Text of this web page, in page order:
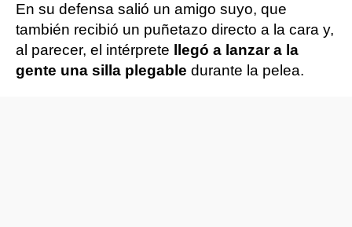
En su defensa salió un amigo suyo, que
también recibió un puñetazo directo a la cara y,
al parecer, el intérprete
llegó a lanzar a la
gente una silla plegable durante la pelea.